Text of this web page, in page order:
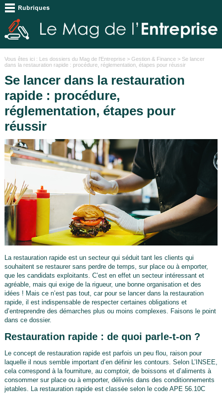
Vous êtes ici : Les dossiers du Mag de l'Entreprise> Gestion & Finance> Se lancer
dans la restauration rapide : procédure, réglementation, étapes pour réussir
Se lancer dans la restauration
rapide : procédure,
réglementation, étapes pour
réussir
La restauration rapide est un secteur qui séduit tant les clients qui
souhaitent se restaurer sans perdre de temps, sur place ou à emporter,
que les candidats exploitants. C’est en effet un secteur intéressant et
agréable, mais qui exige de la rigueur, une bonne organisation et des
idées ! Mais ce n’est pas tout, car pour se lancer dans la restauration
rapide, il est indispensable de respecter certaines obligations et
d’entreprendre des démarches plus ou moins complexes. Faisons le point
dans ce dossier.
Restauration rapide : de quoi parle-t-on ?
Le concept de restauration rapide est parfois un peu flou, raison pour
laquelle il nous semble important d’en définir les contours. Selon L’INSEE,
cela correspond à la fourniture, au comptoir, de boissons et d’aliments à
consommer sur place ou à emporter, délivrés dans des conditionnements
jetables. La restauration rapide est classée selon le code APE 56.10C